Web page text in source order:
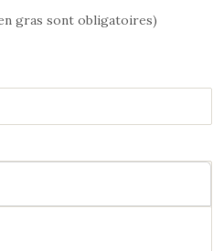
gras sont obligatoires)